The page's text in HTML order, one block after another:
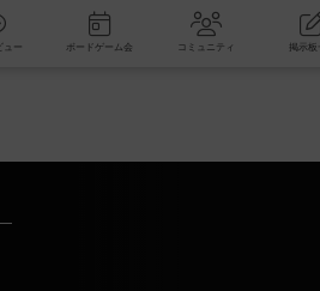
新着レビュー ボードゲーム会 コミュニティ